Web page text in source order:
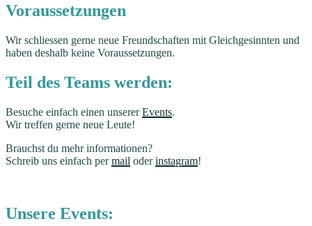
Voraussetzungen
Wir schliessen gerne neue Freundschaften mit Gleichgesinnten und
haben deshalb keine Voraussetzungen.
Teil des Teams werden:
Besuche einfach einen unsererEvents.
Wir treffen gerne neue Leute!
Brauchst du mehr informationen?
Schreib uns einfach permail oderinstagram!
Unsere Events: